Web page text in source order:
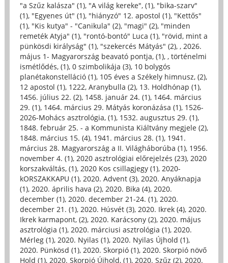
"a Szűz kalásza" (1), "A világ kereke", (1), "bika-szarv"
(1), "Egyenes út" (1), "hiányzó" 12. apostol (1), "Kettős"
(1), "Kis kutya" - "Canikula" (2), "magi" (2), "minden
remeték Atyja" (1), "rontó-bontó" Luca (1), "rövid, mint a
pünkösdi királyság" (1), "szekercés Mátyás" (2), , 2026.
május 1- Magyarország beavató pontja, (1), , történelmi
ismétlődés, (1), 0 szimbolikája (3), 10 bolygós
planétakonstelláció (1), 105 éves a Székely himnusz, (2),
12 apostol (1), 1222, Aranybulla (2), 13. Holdhónap (1),
1456. július 22. (2), 1458. január 24. (1), 1464. március
29. (1), 1464. március 29. Mátyás koronázása (1), 1526-
2026-Mohács asztrológia, (1), 1532. augusztus 29. (1),
1848. február 25. - a Kommunista Kiáltvány megjele (2),
1848. március 15. (4), 1941. március 28. (1), 1941.
március 28. Magyarország a II. Világháborúba (1), 1956.
november 4. (1), 2020 asztrológiai előrejelzés (23), 2020
korszakváltás, (1), 2020 Kos csillagjegy (1), 2020-
kORSZAKKAPU (1), 2020. Advent (3), 2020. Anyáknapja
(1), 2020. április hava (2), 2020. Bika (4), 2020.
december (1), 2020. december 21-24. (1), 2020.
december 21. (1), 2020. Húsvét (3), 2020. Ikrek (4), 2020.
Ikrek karmapont, (2), 2020. Karácsony (2), 2020. május
asztrológia (1), 2020. márciusi asztrológia (1), 2020.
Mérleg (1), 2020. Nyilas (1), 2020. Nyilas Újhold (1),
2020. Pünkösd (1), 2020. Skorpió (1), 2020. Skorpió növő
Hold (1), 2020. Skorpió Újhold, (1), 2020. Szűz (2), 2020.